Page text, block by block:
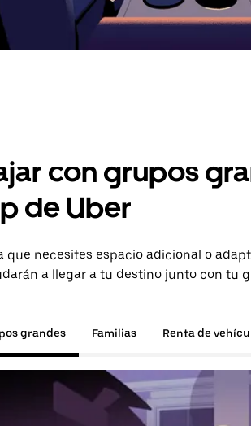
con grupos
de Uber
que necesites espacio adicional o
a llegar a tu destino junto con tu
grandes Familias Renta de